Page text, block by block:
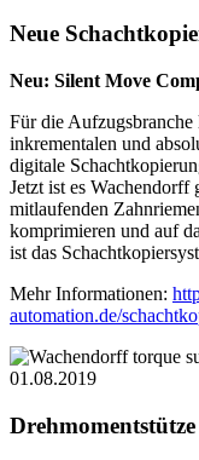
Neue
Neu: Silent Move
Für die
inkrementalen und
digitale
Jetzt ist es
mitlaufenden
komprimieren und auf
ist das
Mehr Informationen:
automation.de/
01.08.2019